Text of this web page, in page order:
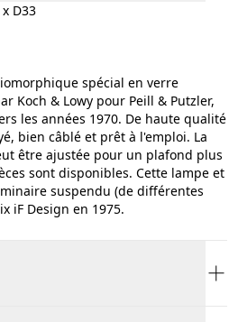
D33
spécial en verre
Koch & Lowy pour Peill & Putzler,
les années 1970. De haute qualité
bien câblé et prêt à l'emploi. La
être ajustée pour un plafond plus
sont disponibles. Cette lampe et
suspendu (de différentes
iF Design en 1975.